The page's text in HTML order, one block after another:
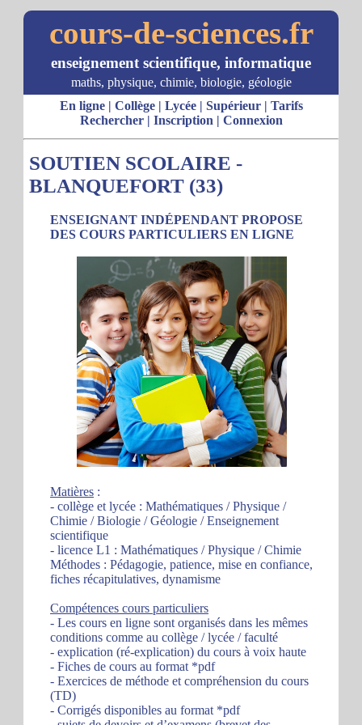
cours-de-sciences.fr
enseignement scientifique, informatique
maths, physique, chimie, biologie, géologie
En ligne| Collège| Lycée| Supérieur| Tarifs
Rechercher| Inscription | Connexion
SOUTIEN SCOLAIRE -
BLANQUEFORT (33)
ENSEIGNANT INDÉPENDANT PROPOSE
DES COURS PARTICULIERS EN LIGNE
Matières :
- collège et lycée : Mathématiques / Physique /
Chimie / Biologie / Géologie / Enseignement
scientifique
- licence L1 : Mathématiques / Physique / Chimie
Méthodes : Pédagogie, patience, mise en confiance,
fiches récapitulatives, dynamisme
Compétences cours particuliers
- Les cours en ligne sont organisés dans les mêmes
conditions comme au collège / lycée / faculté
- explication (ré-explication) du cours à voix haute
- Fiches de cours au format *pdf
- Exercices de méthode et compréhension du cours
(TD)
- Corrigés disponibles au format *pdf